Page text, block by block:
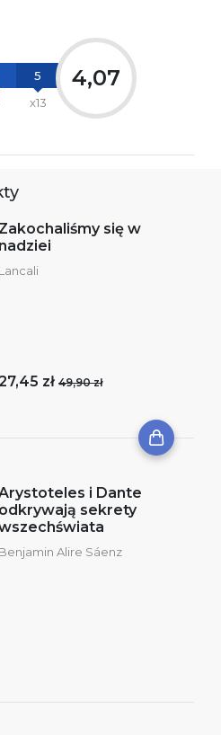
5
x13
4,07
Zakochaliśmy się w
nadziei
Lancali
zł 49,90 zł
i Dante
odkrywają sekrety
Benjamin Alire Sáenz